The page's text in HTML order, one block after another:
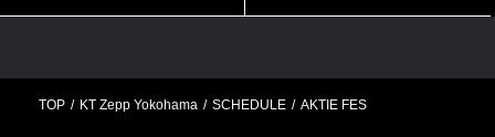
TOP KT Zepp Yokohama SCHEDULE AKTIE FES